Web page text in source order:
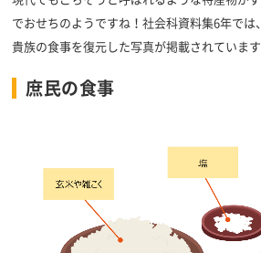
でおせちのようですね！社会科資料集6年では
貴族の食事を復元した写真が掲載されています
庶民の食事